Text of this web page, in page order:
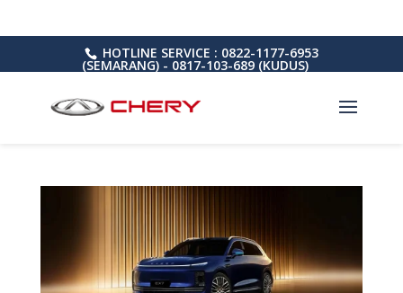
HOTLINE SERVICE : 0822-1177-6953
(SEMARANG) - 0817-103-689 (KUDUS)